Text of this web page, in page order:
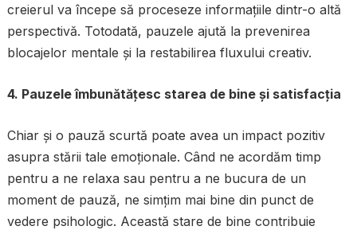
creierul va începe să proceseze informațiile dintr-o altă
perspectivă. Totodată, pauzele ajută la prevenirea
blocajelor mentale și la restabilirea fluxului creativ.
4. Pauzele îmbunătățesc starea de bine și satisfacția
Chiar și o pauză scurtă poate avea un impact pozitiv
asupra stării tale emoționale. Când ne acordăm timp
pentru a ne relaxa sau pentru a ne bucura de un
moment de pauză, ne simțim mai bine din punct de
vedere psihologic. Această stare de bine contribuie